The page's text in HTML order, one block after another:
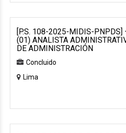
[P.S. 108-2025-MIDIS-PNPDS]
(01) ANALISTA
DE ADMINISTRACIÓN
Concluido
Lima